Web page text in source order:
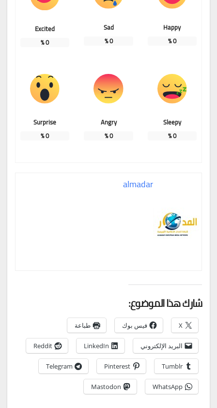
Happy
0
%
Sad
0
%
Excited
0
%
Sleepy
0
%
Angry
0
%
Surprise
0
%
almadar
شارك هذا الموضوع:
X فيس بوك طباعة
البريد الإلكتروني LinkedIn
Reddit
Tumblr
Pinterest
Telegram
WhatsApp
Mastodon